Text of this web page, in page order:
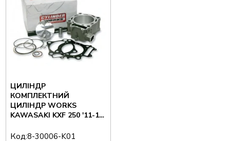
ЦИЛІНДР
КОМПЛЕКТНИЙ
ЦИЛІНДР WORKS
KAWASAKI KXF 250 '11-13
Код:8-30006-K01